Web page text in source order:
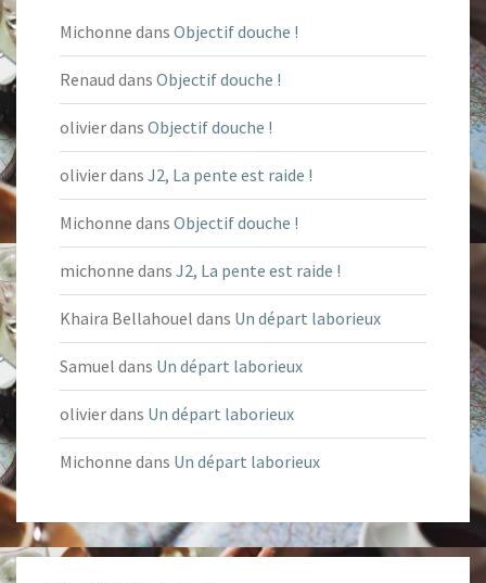
Michonne dans Objectif douche !
Renaud dans Objectif douche !
olivierdans Objectif douche !
olivierdans J2, La pente est raide !
Michonne dans Objectif douche !
michonne dans J2, La pente est raide !
Khaira Bellahouel dans Un départ laborieux
Samuel dans Un départ laborieux
olivierdans Un départ laborieux
Michonne dans Un départ laborieux